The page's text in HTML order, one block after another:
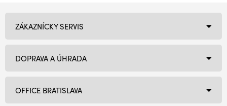
OFFICE BRATISLAVA
ZÁKAZNÍCKY SERVIS
DOPRAVA A ÚHRADA